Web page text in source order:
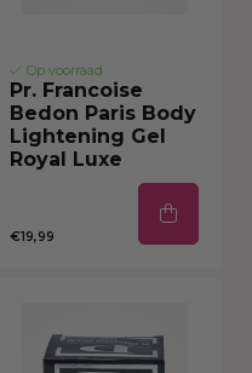
Op voorraad
Pr. Francoise
Bedon Paris Body
Lightening Gel
Royal Luxe
€19,99